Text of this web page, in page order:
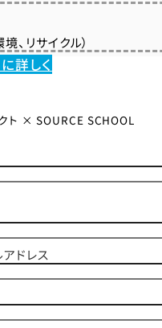
、リサイクル）
詳しく
ト × SOURCE SCHOOL
ドレス